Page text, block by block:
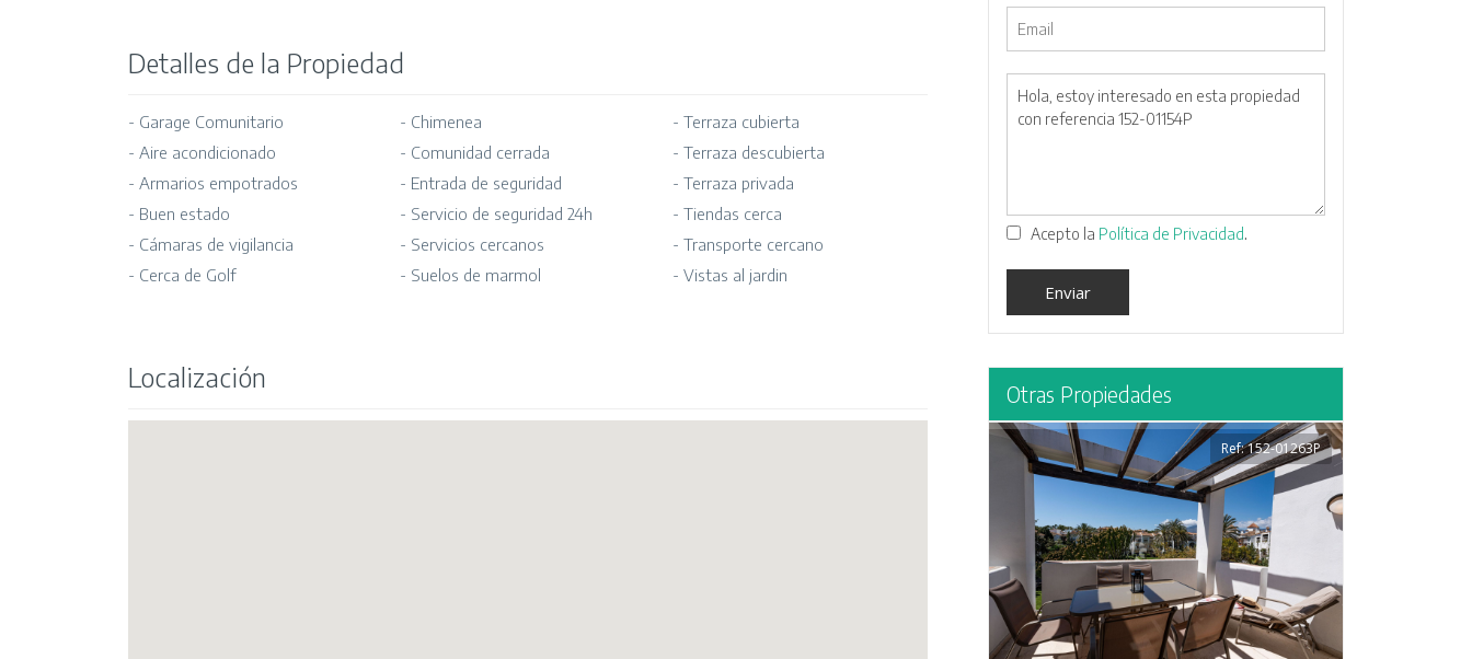
Detalles de la Propiedad
- Garage Comunitario
- Aire acondicionado
- Armarios empotrados
- Buen estado
- Cámaras de vigilancia
- Cerca de Golf
- Chimenea
- Comunidad cerrada
- Entrada de seguridad
- Servicio de seguridad 24h
- Servicios cercanos
- Suelos de marmol
- Terraza cubierta
- Terraza descubierta
- Terraza privada
- Tiendas cerca
- Transporte cercano
- Vistas al jardin
Localización
Acepto la Política de Privacidad.
Otras Propiedades
Ref: 152-01263P